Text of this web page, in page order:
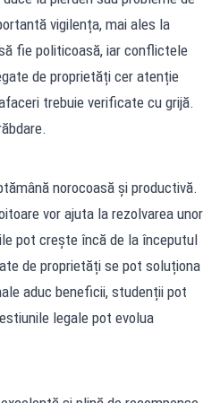
vigilența, mai ales la
fie politicoasă, iar conflictele
de proprietăți cer atenție
trebuie verificate cu grijă.
norocoasă și productivă.
vor ajuta la rezolvarea unor
pot crește încă de la începutul
de proprietăți se pot soluționa
aduc beneficii, studenții pot
legale pot evolua